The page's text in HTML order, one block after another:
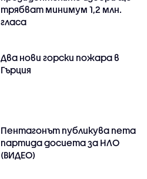
трябват минимум 1,2 млн.
гласа
Два нови горски пожара в
Гърция
Пентагонът публикува пета
партида досиета за НЛО
(ВИДЕО)